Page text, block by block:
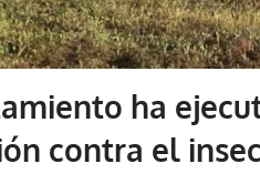
ha
contra el